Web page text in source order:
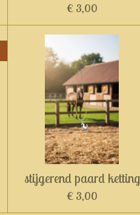
€ 3,00
stijgerend paard ketting
€ 3,00